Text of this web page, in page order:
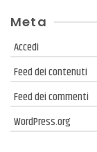
Meta
Accedi
Feed dei contenuti
Feed dei commenti
WordPress.org